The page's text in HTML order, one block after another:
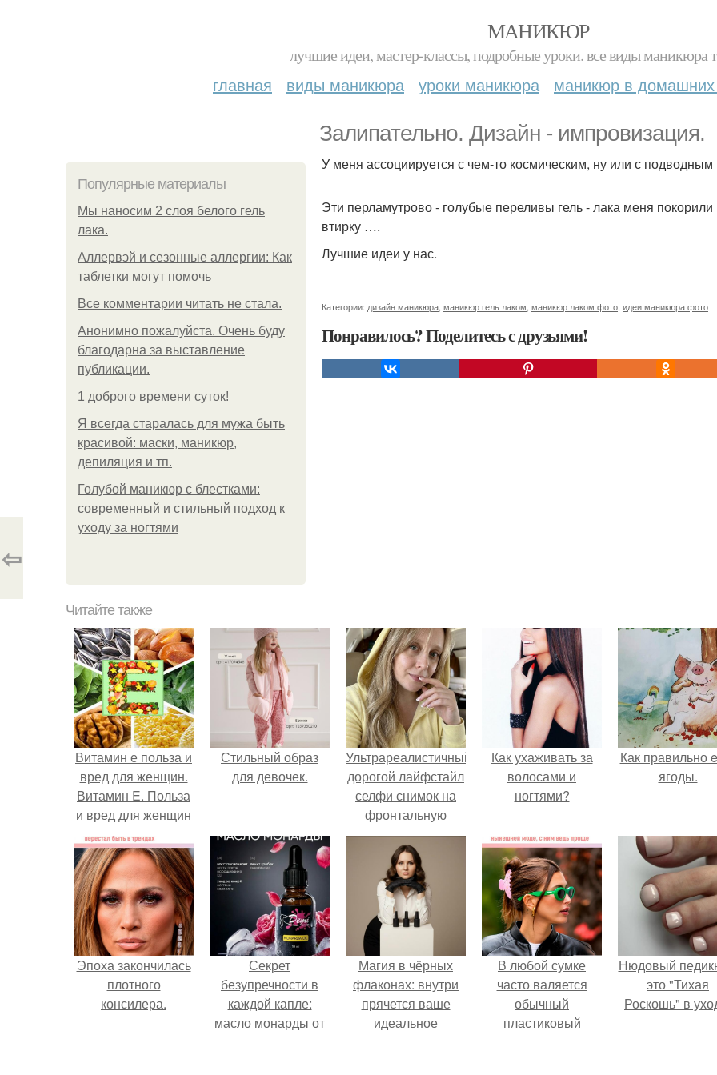
МАНИКЮР
лучшие идеи, мастер-классы, подробные уроки. все виды маникюра
главная виды маникюра уроки маникюра маникюр в домашних
Залипательно. Дизайн - импровизация.
Популярные материалы
Мы наносим 2 слоя белого гель
лака.
Аллервэй и сезонные аллергии: Как
таблетки могут помочь
Все комментарии читать не стала.
Анонимно пожалуйста. Очень буду
благодарна за выставление
публикации.
1 доброго времени суток!
Я всегда старалась для мужа быть
красивой: маски, маникюр,
депиляция и тп.
Голубой маникюр с блестками:
современный и стильный подход к
уходу за ногтями
У меня ассоциируется с чем-то космическим, ну или с
Эти перламутрово - голубые переливы гель - лака меня
втирку ….
Лучшие идеи у нас.
Категории: дизайн маникюра маникюр гель лаком маникюр лаком фото идеи маникюра фото
Понравилось? Поделитесь с друзьями!
⇦
Читайте также
Витамин е польза и
вред для женщин.
Витамин E. Польза
и вред для женщин
Стильный образ
для девочек.
Ультрареалистичный
дорогой лайфстайл
селфи снимок на
фронтальную
камеру.
Как ухаживать за
волосами и
ногтями?
Как правильно
ягоды.
Эпоха закончилась
плотного
консилера.
Секрет
безупречности в
каждой капле:
масло монарды от
Магия в чёрных
флаконах: внутри
прячется ваше
идеальное
В любой сумке
часто валяется
обычный
пластиковый
Нюдовый
это "Тихая
Роскошь" в